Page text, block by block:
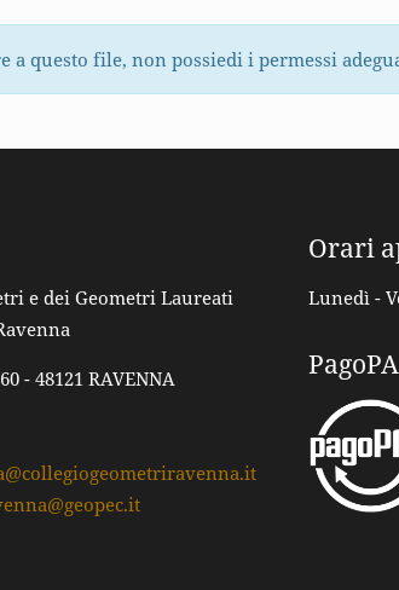
a questo file, non possiedi i permessi
e dei Geometri Laureati
- 48121 RAVENNA
Orari
Lunedì -
PagoPA